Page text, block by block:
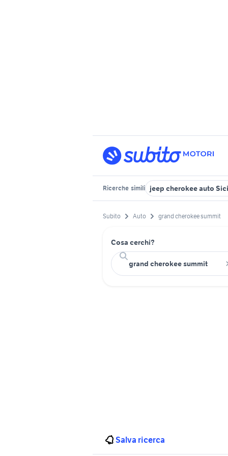
Ricerche simili jeep cherokee auto
Subito Auto grand cherokee summit
Cosa cerchi?
Salva ricerca